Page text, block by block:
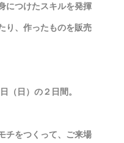
につけたスキルを発揮
り、作ったものを販売
（日）の２日間。
チをつくって、ご来場